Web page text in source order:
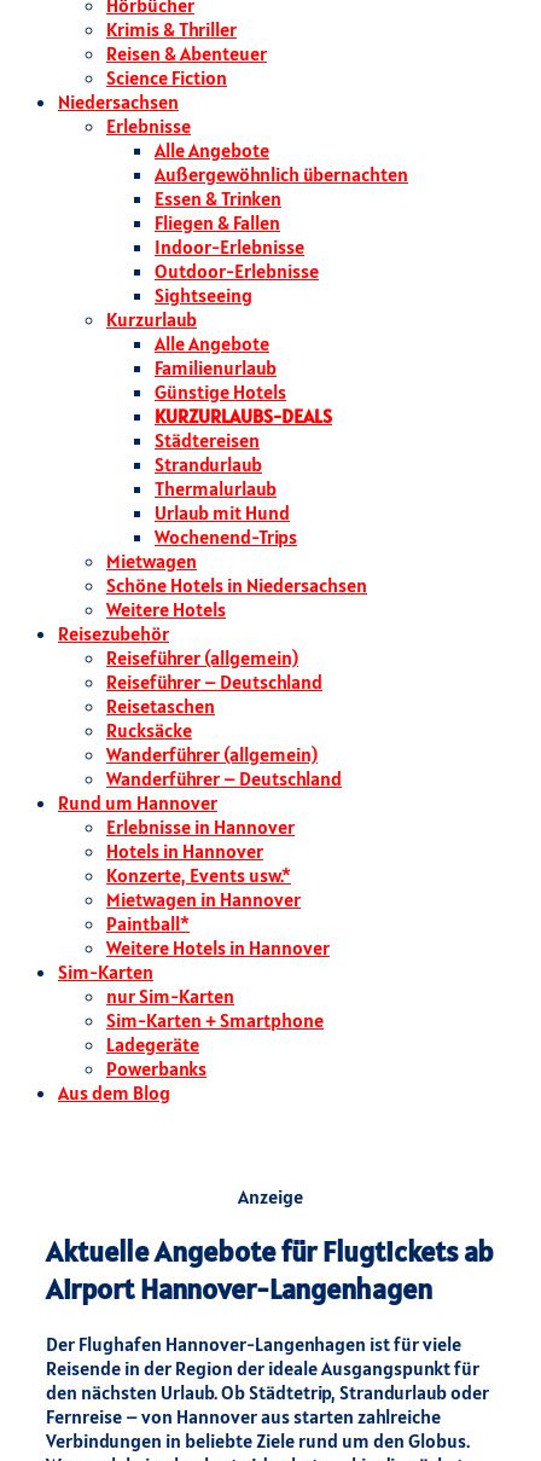
Hörbücher
Krimis & Thriller
Reisen & Abenteuer
Science Fiction
Niedersachsen
Erlebnisse
Alle Angebote
Außergewöhnlich übernachten
Essen & Trinken
Fliegen & Fallen
Indoor-Erlebnisse
Outdoor-Erlebnisse
Sightseeing
Kurzurlaub
Alle Angebote
Familienurlaub
Günstige Hotels
KURZURLAUBS-DEALS
Städtereisen
Strandurlaub
Thermalurlaub
Urlaub mit Hund
Wochenend-Trips
Mietwagen
Schöne Hotels in Niedersachsen
Weitere Hotels
Reisezubehör
Reiseführer (allgemein)
Reiseführer – Deutschland
Reisetaschen
Rucksäcke
Wanderführer (allgemein)
Wanderführer – Deutschland
Rund um Hannover
Erlebnisse in Hannover
Hotels in Hannover
Konzerte, Events usw.*
Mietwagen in Hannover
Paintball*
Weitere Hotels in Hannover
Sim-Karten
nur Sim-Karten
Sim-Karten + Smartphone
Ladegeräte
Powerbanks
Aus dem Blog
Anzeige
Aktuelle Angebote für Flugtickets ab
Airport Hannover-Langenhagen
Der Flughafen Hannover-Langenhagen ist für viele
Reisende in der Region der ideale Ausgangspunkt für
den nächsten Urlaub. Ob Städtetrip, Strandurlaub oder
Fernreise – von Hannover aus starten zahlreiche
Verbindungen in beliebte Ziele rund um den Globus.